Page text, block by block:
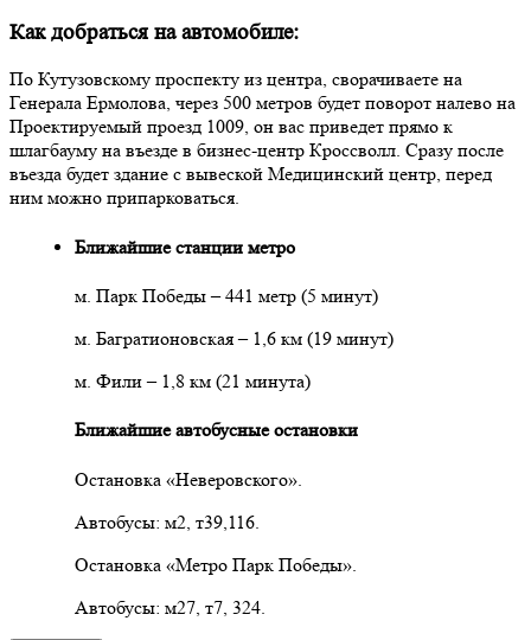
Как добраться на автомобиле:
По Кутузовскому проспекту из центра, сворачиваете на
Генерала Ермолова, через 500 метров будет поворот налево на
Проектируемый проезд 1009, он вас приведет прямо к
шлагбауму на въезде в бизнес-центр Кроссволл. Сразу после
въезда будет здание с вывеской Медицинский центр, перед
ним можно припарковаться.
Ближайшие станции метро
м. Парк Победы – 441 метр (5 минут)
м. Багратионовская – 1,6 км (19 минут)
м. Фили – 1,8 км (21 минута)
Ближайшие автобусные остановки
Остановка «Неверовского».
Автобусы: м2, т39,116.
Остановка «Метро Парк Победы».
Автобусы: м27, т7, 324.